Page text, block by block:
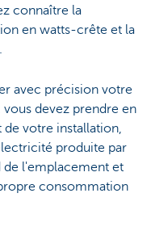
connaître la
en watts-crête et la
avec précision votre
devez prendre en
votre installation,
produite par
de l'emplacement et
consommation